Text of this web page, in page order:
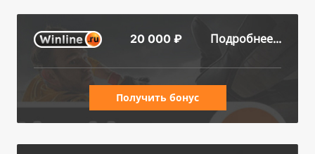
20 000 ₽ Подробнее...
Получить бонус